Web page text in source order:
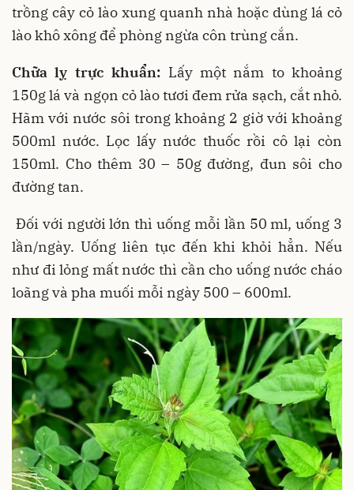
trồng cây cỏ lào xung quanh nhà hoặc dùng lá cỏ
lào khô xông để phòng ngừa côn trùng cắn.
Chữa lỵ trực khuẩn: Lấy một nắm to khoảng
150g lá và ngọn cỏ lào tươi đem rửa sạch, cắt nhỏ.
Hãm với nước sôi trong khoảng 2 giờ với khoảng
500ml nước. Lọc lấy nước thuốc rồi cô lại còn
150ml. Cho thêm 30 – 50g đường, đun sôi cho
đường tan.
Đối với người lớn thì uống mỗi lần 50 ml, uống 3
lần/ngày. Uống liên tục đến khi khỏi hẳn. Nếu
như đi lỏng mất nước thì cần cho uống nước cháo
loãng và pha muối mỗi ngày 500 – 600ml.